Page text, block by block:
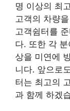
명 이상의 최
고객의 차량
고객쉼터를
다. 또한 각
상을 미연에
니다. 앞으로
터는 최고의
과 함께 하겠